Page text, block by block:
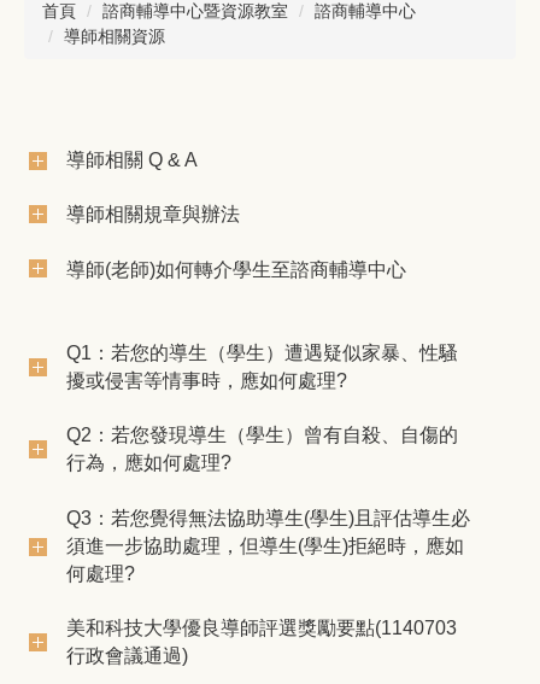
首頁 諮商輔導中心暨資源教室
諮商輔導中心
導師相關資源
導師相關 Q & A
導師相關規章與辦法
導師(老師)如何轉介學生至諮商輔導中心
Q1：若您的導生（學生）遭遇疑似家暴、性騷
擾或侵害等情事時，應如何處理?
Q2：若您發現導生（學生）曾有自殺、自傷的
行為，應如何處理?
Q3：若您覺得無法協助導生(學生)且評估導生必
須進一步協助處理，但導生(學生)拒絕時，應如
何處理?
美和科技大學優良導師評選獎勵要點(1140703
行政會議通過)